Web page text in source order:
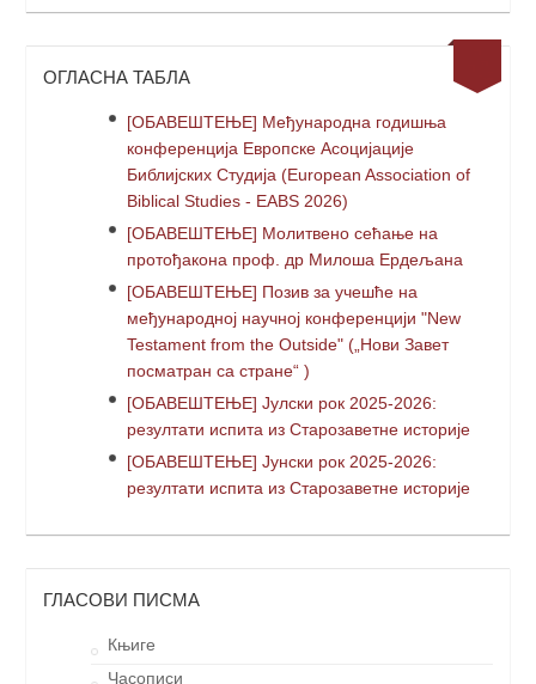
ОГЛАСНА ТАБЛА
[ОБАВЕШТЕЊЕ] Међународна годишња
конференција Европске Асоцијације
Библијских Студија (European Association of
Biblical Studies - EABS 2026)
[ОБАВЕШТЕЊЕ] Молитвено сећање на
протођакона проф. др Милоша Ердељана
[ОБАВЕШТЕЊЕ] Позив за учешће на
међународној научној конференцији "New
Testament from the Outside" („Нови Завет
посматран са стране“ )
[ОБАВЕШТЕЊЕ] Јулски рок 2025-2026:
резултати испита из Старозаветне историје
[ОБАВЕШТЕЊЕ] Јунски рок 2025-2026:
резултати испита из Старозаветне историје
ГЛАСОВИ ПИСМА
Књиге
Часописи